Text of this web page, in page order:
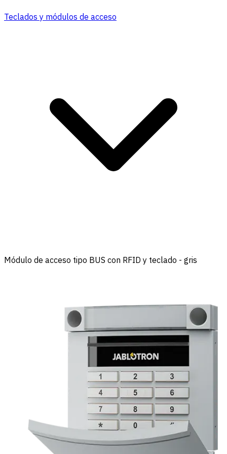
Teclados y módulos de acceso
Módulo de acceso tipo BUS con RFID y teclado - gris